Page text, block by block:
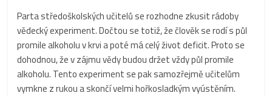
Parta středoškolských učitelů se rozhodne zkusit rádoby
vědecký experiment. Dočtou se totiž, že člověk se rodí s půl
promile alkoholu v krvi a poté má celý život deficit. Proto se
dohodnou, že v zájmu vědy budou držet vždy půl promile
alkoholu. Tento experiment se pak samozřejmě učitelům
vymkne z rukou a skončí velmi hořkosladkým vyústěním.